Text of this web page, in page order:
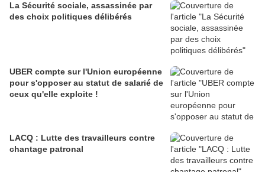
La Sécurité sociale, assassinée par
des choix politiques délibérés
UBER compte sur l'Union européenne
pour s'opposer au statut de salarié de
ceux qu'elle exploite !
LACQ : Lutte des travailleurs contre
chantage patronal